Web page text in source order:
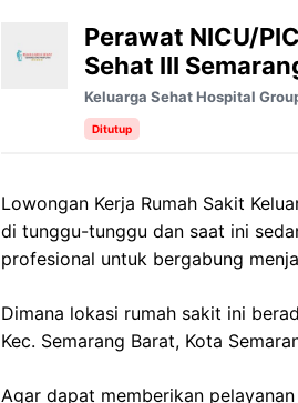
Perawat NICU/
Sehat III
Keluarga Sehat Hospital
Ditutup
Lowongan Kerja Rumah Sakit
di tunggu-tunggu dan saat ini
profesional untuk bergabung
Dimana lokasi rumah sakit ini
Kec. Semarang Barat, Kota
Agar dapat memberikan